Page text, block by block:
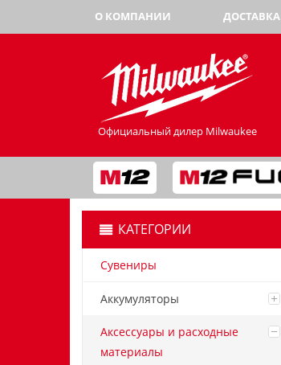
О КОМПАНИИ ДОСТАВКА
Официальный дилер Milwaukee
КАТЕГОРИИ
Сувениры
Аккумуляторы
Аксессуары и расходные
материалы